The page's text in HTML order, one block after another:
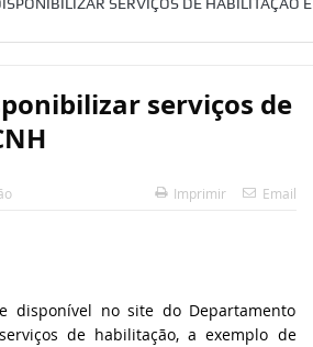
serviços de
Imprimir Email
disponível no site do Departamento
de habilitação, a exemplo de